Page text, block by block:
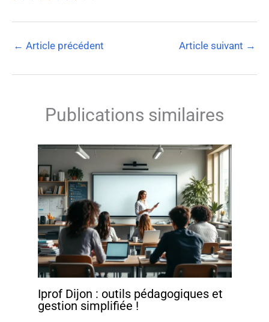
← Article précédent Article suivant →
Publications similaires
Iprof Dijon : outils pédagogiques et
gestion simplifiée !